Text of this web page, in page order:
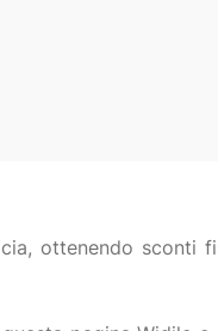
ottenendo sconti